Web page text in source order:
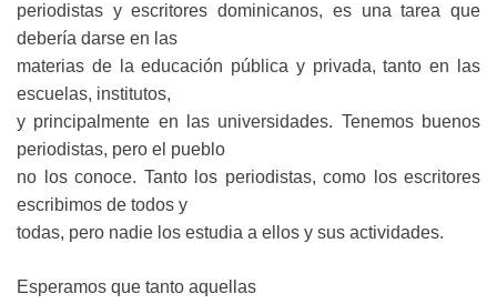
periodistas y escritores dominicanos, es una tarea que
debería darse en las
materias de la educación pública y privada, tanto en las
escuelas, institutos,
y principalmente en las universidades. Tenemos buenos
periodistas, pero el pueblo
no los conoce. Tanto los periodistas, como los escritores
escribimos de todos y
todas, pero nadie los estudia a ellos y sus actividades.
Esperamos que tanto aquellas